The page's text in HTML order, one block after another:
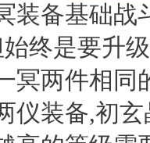
备基础战斗
始终是要升
冥两件相同
仪装备,初